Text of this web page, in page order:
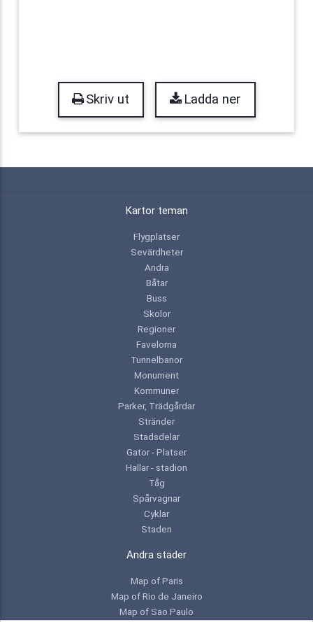
Skriv ut Ladda ner
Kartor teman
Flygplatser
Sevärdheter
Andra
Båtar
Buss
Skolor
Regioner
Favelorna
Tunnelbanor
Monument
Kommuner
Parker, Trädgårdar
Stränder
Stadsdelar
Gator - Platser
Hallar - stadion
Tåg
Spårvagnar
Cyklar
Staden
Andra städer
Map of Paris
Map of Rio de Janeiro
Map of Sao Paulo